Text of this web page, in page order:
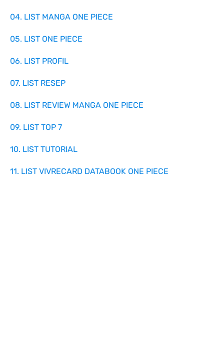
04. LIST MANGA ONE PIECE
05. LIST ONE PIECE
06. LIST PROFIL
07. LIST RESEP
08. LIST REVIEW MANGA ONE PIECE
09. LIST TOP 7
10. LIST TUTORIAL
11. LIST VIVRECARD DATABOOK ONE PIECE